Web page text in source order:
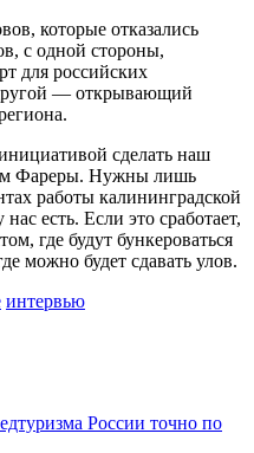
которые отказались
с одной стороны,
для российских
— открывающий
сделать наш
Фареры. Нужны лишь
работы калининградской
есть. Если это сработает,
где будут бункероваться
можно будет сдавать улов.
интервью
России точно по